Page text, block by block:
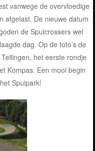
vanwege de overvloedige
afgelast. De nieuwe datum
de Spuicrossers wel
dag. Op de foto’s de
het eerste rondje
Kompas. Een mooi begin
Spuipark!